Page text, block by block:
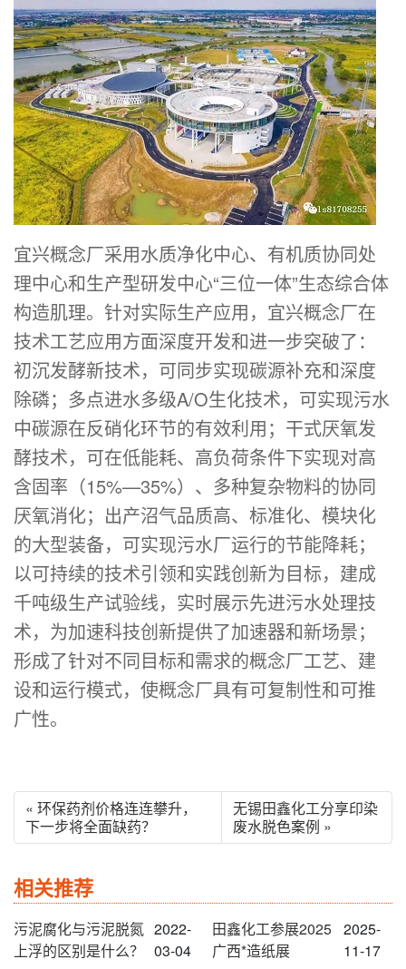
宜兴概念厂采用水质净化中心、有机质协同处
理中心和生产型研发中心“三位一体”生态综合体
构造肌理。针对实际生产应用，宜兴概念厂在
技术工艺应用方面深度开发和进一步突破了：
初沉发酵新技术，可同步实现碳源补充和深度
除磷；多点进水多级A/O生化技术，可实现污水
中碳源在反硝化环节的有效利用；干式厌氧发
酵技术，可在低能耗、高负荷条件下实现对高
含固率（15%—35%）、多种复杂物料的协同
厌氧消化；出产沼气品质高、标准化、模块化
的大型装备，可实现污水厂运行的节能降耗；
以可持续的技术引领和实践创新为目标，建成
千吨级生产试验线，实时展示先进污水处理技
术，为加速科技创新提供了加速器和新场景；
形成了针对不同目标和需求的概念厂工艺、建
设和运行模式，使概念厂具有可复制性和可推
广性。
« 环保药剂价格连连攀升，
下一步将全面缺药？
无锡田鑫化工分享印染
废水脱色案例 »
相关推荐
污泥腐化与污泥脱氮
上浮的区别是什么？
2022-
03-04
田鑫化工参展2025
广西*造纸展
2025-
11-17